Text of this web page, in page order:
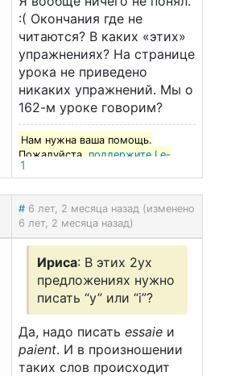
:( Окончания где не
читаются? В каких «этих»
упражнениях? На странице
урока не приведено
никаких упражнений. Мы о
162-м уроке говорим?
Нам нужна ваша помощь.
Пожалуйста,поддержите Le-
francais.ru
1
# 6 лет, 2 месяца назад (изменено
6 лет, 2 месяца назад)
Ириса: В этих 2ух
предложениях нужно
писать “y” или “i”?
Да, надо писать essaie и
paient. И в произношении
таких слов происходит